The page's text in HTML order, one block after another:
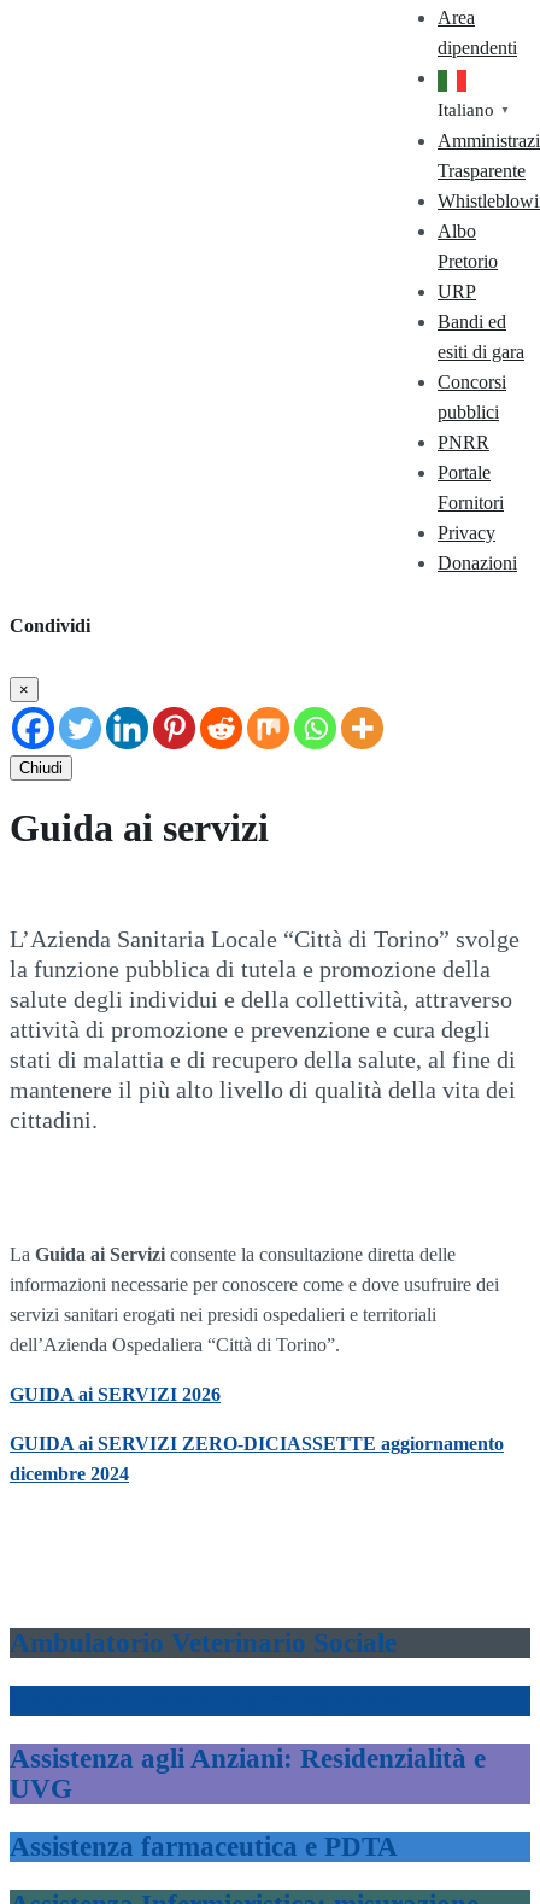
Area
dipendenti
Italiano ▼
Trasparente
Albo
Pretorio
URP
Bandi ed
esiti di gara
Concorsi
pubblici
PNRR
Portale
Fornitori
Privacy
Donazioni
Condividi
×
Chiudi
Guida ai servizi
L’Azienda Sanitaria Locale “Città di Torino” svolge
la funzione pubblica di tutela e promozione della
salute degli individui e della collettività, attraverso
attività di promozione e prevenzione e cura degli
stati di malattia e di recupero della salute, al fine di
mantenere il più alto livello di qualità della vita dei
cittadini.
La Guida ai Servizi consente la consultazione diretta delle
informazioni necessarie per conoscere come e dove usufruire dei
servizi sanitari erogati nei presidi ospedalieri e territoriali
dell’Azienda Ospedaliera “Città di Torino”.
GUIDA ai SERVIZI 2026
GUIDA ai SERVIZI ZERO-DICIASSETTE aggiornamento
dicembre 2024
Ambulatorio Veterinario Sociale
Assistenza agli Anziani: Residenzialità e
UVG
Assistenza farmaceutica e PDTA